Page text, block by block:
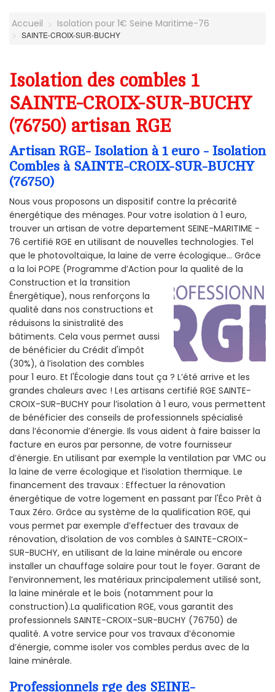
Accueil Isolation pour 1€ Seine Maritime-76
SAINTE-CROIX-SUR-BUCHY
Isolation des combles 1
SAINTE-CROIX-SUR-BUCHY
(76750) artisan RGE
Artisan RGE- Isolation à 1 euro - Isolation
Combles à SAINTE-CROIX-SUR-BUCHY
(76750)
Nous vous proposons un dispositif contre la précarité
énergétique des ménages. Pour votre isolation à 1 euro,
trouver un artisan de votre departement SEINE-MARITIME -
76 certifié RGE en utilisant de nouvelles technologies. Tel
que le photovoltaïque, la laine de verre écologique... Grâce
a la loi POPE (Programme d’Action pour la qualité de la
Construction et la transition
Énergétique), nous renforçons la
qualité dans nos constructions et
réduisons la sinistralité des
bâtiments. Cela vous permet aussi
de bénéficier du Crédit d'impôt
(30%), à l’isolation des combles
pour 1 euro. Et l'Écologie dans tout ça ? L’été arrive et les
grandes chaleurs avec ! Les artisans certifié RGE SAINTE-
CROIX-SUR-BUCHY pour l’isolation à 1 euro, vous permettent
de bénéficier des conseils de professionnels spécialisé
dans l’économie d’énergie. Ils vous aident à faire baisser la
facture en euros par personne, de votre fournisseur
d’énergie. En utilisant par exemple la ventilation par VMC ou
la laine de verre écologique et l’isolation thermique. Le
financement des travaux : Effectuer la rénovation
énergétique de votre logement en passant par l'Éco Prêt à
Taux Zéro. Grâce au système de la qualification RGE, qui
vous permet par exemple d’effectuer des travaux de
rénovation, d’isolation de vos combles à SAINTE-CROIX-
SUR-BUCHY, en utilisant de la laine minérale ou encore
installer un chauffage solaire pour tout le foyer. Garant de
l’environnement, les matériaux principalement utilisé sont,
la laine minérale et le bois (notamment pour la
construction).La qualification RGE, vous garantit des
professionnels SAINTE-CROIX-SUR-BUCHY (76750) de
qualité. A votre service pour vos travaux d’économie
d’énergie, comme isoler vos combles perdus avec de la
laine minérale.
Professionnels rge des SEINE-